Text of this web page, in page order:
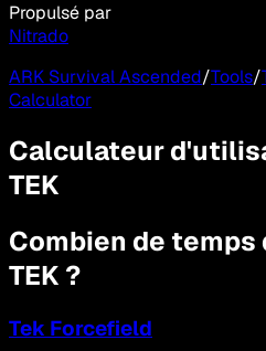
Propulsé par
Nitrado
ARK Survival Ascended/Tools/
Calculator
Calculateur
TEK
Combien de
TEK ?
Tek Forcefield